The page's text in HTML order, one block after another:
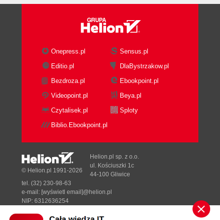
Przeciążanie funkcji (103)
RTTI - informacja o typie czasu wykonania
Definicje oraz deklaracje w języku C++ (106)
Zmienne oraz ich deklaratory (108)
Przestrzeń nazw (110)
Wyrażenia (112)
Rzutowanie typów (116)
Instrukcje (117)
Obsługa błędów (117)
Obsługa wyjątków języka C++ (118)
Strukturalna obsługa wyjątków (120)
Podsumowanie (120)
Rozdział 5. Klasy w języku C++ (121)
Onepress.pl
Sensus.pl
Editio.pl
DlaBystrzakow.pl
Bezdroza.pl
Ebookpoint.pl
Videopoint.pl
Beya.pl
Czytalisek.pl
Sploty
Biblio.Ebookpoint.pl
© Helion.pl 1991-2026
Helion.pl sp. z o.o.
ul. Kościuszki 1c
44-100 Gliwice
tel. (32) 230-98-63
e-mail: [wyświetl email]@helion.pl
NIP: 6312636254